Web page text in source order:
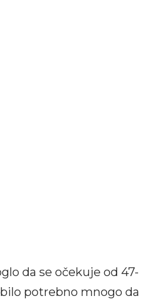
da se očekuje od 47-
potrebno mnogo da